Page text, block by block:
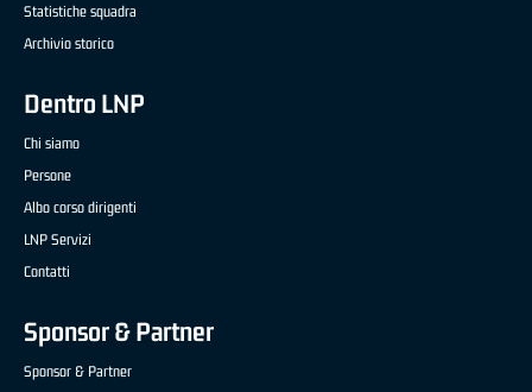
Statistiche squadra
Archivio storico
Dentro LNP
Chi siamo
Persone
Albo corso dirigenti
LNP Servizi
Contatti
Sponsor & Partner
Sponsor & Partner